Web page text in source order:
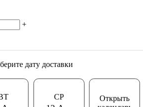
+
дату доставки
СР
Открыть